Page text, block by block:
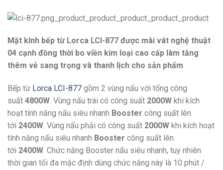
Mặt kính bếp từ Lorca LCI-877 được mài vát nghệ thuật
04 cạnh đồng thời bo viền kim loại cao cấp làm tăng
thêm vẻ sang trọng và thanh lịch cho sản phẩm
Bếp từ Lorca LCI-877 gồm 2 vùng nấu với tổng công
suất 4800W. Vùng nấu trái có công suất 2000W khi kích
hoạt tính năng nấu siêu nhanh Booster công suất lên
tới 2400W. Vùng nấu phải có công suất 2000W khi kích hoạt
tính năng nấu siêu nhanh Booster công suất lên
tới 2400W. Chức năng Booster nấu siêu nhanh, tuy nhiên
thời gian tối đa mặc định dùng chức năng này là 10 phút /